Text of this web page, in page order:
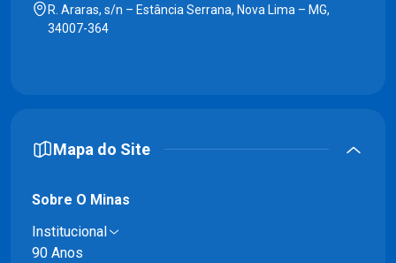
R. Araras, s/n – Estância Serrana, Nova Lima – MG,
34007-364
Mapa do Site
Sobre O Minas
Institucional
90 Anos